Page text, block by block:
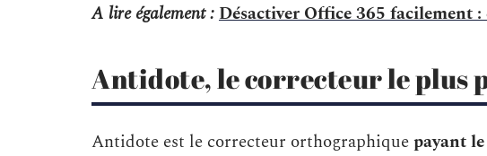
A lire également :Désactiver Office 365 facilement :
Antidote, le correcteur le plus
Antidote est le correcteur orthographiquepayant